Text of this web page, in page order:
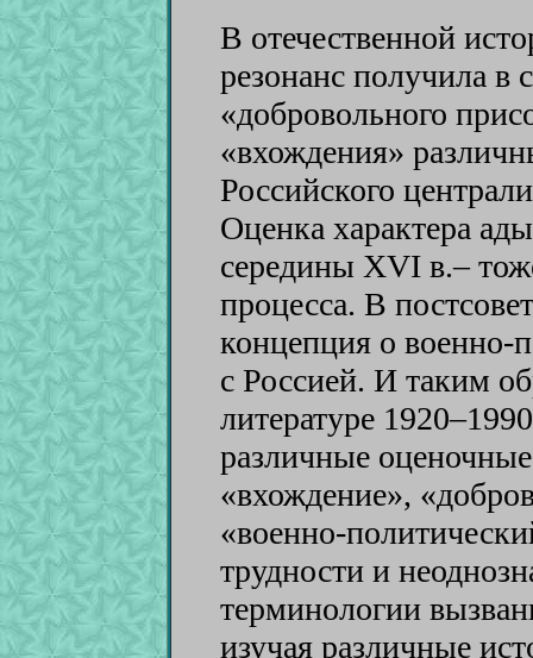
В отечественной
резонанс получила в
«добровольного
«вхождения»
Российского
Оценка характера
середины XVI в.–
процесса. В
концепция о военно-
с Россией. И таким
литературе
различные
«вхождение»,
«военно-
трудности и
терминологии
изучая различные